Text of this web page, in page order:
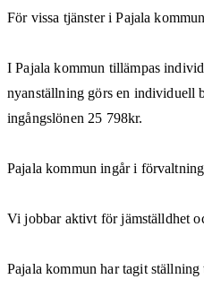
För vissa tjänster i Pajala
I Pajala kommun tillämpas
nyanställning görs en individuell
ingångslönen 25 798kr.
Pajala kommun ingår i
Vi jobbar aktivt för jämställdhet
Pajala kommun har tagit